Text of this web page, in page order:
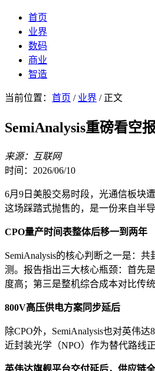
首页
业界
数码
商业
智造
当前位置： 首页 / 业界 / 正文
SemiAnalysis重磅看空
来源：互联网
时间：2026/06/10
6月9日美股交易时段，光通信板块
这场踩踏式抛售的，是一份来自半
CPO量产时间表整体后移一到两年
SemiAnalysis的核心判断之一是：
测。报告指出三大核心瓶颈：首先
度高；第三是整机综合成本对比传
800V高压供电方案同步延后
除CPO外，SemiAnalysis也对英伟
近封装光学（NPO）作为替代路线
英伟达旗舰平台交付延后，供应链